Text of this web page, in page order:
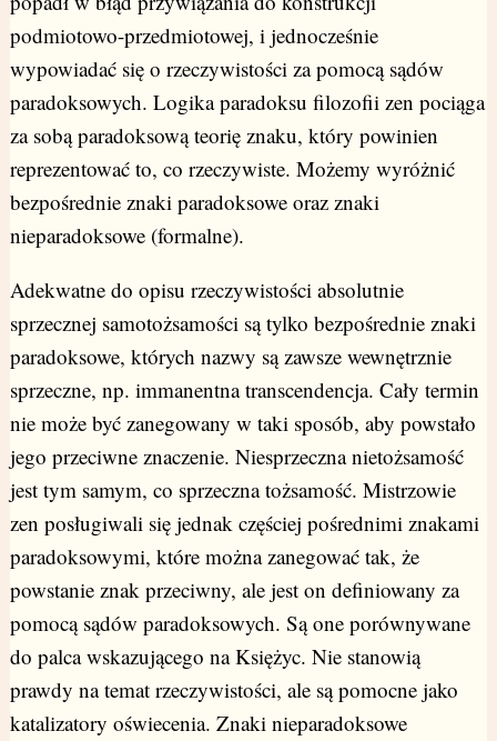
podmiotowo-przedmiotowej, i jednocześnie
wypowiadać się o rzeczywistości za pomocą sądów
paradoksowych. Logika paradoksu filozofii zen pociąga
za sobą paradoksową teorię znaku, który powinien
reprezentować to, co rzeczywiste. Możemy wyróżnić
bezpośrednie znaki paradoksowe oraz znaki
nieparadoksowe (formalne).
Adekwatne do opisu rzeczywistości absolutnie
sprzecznej samotożsamości są tylko bezpośrednie znaki
paradoksowe, których nazwy są zawsze wewnętrznie
sprzeczne, np. immanentna transcendencja. Cały termin
nie może być zanegowany w taki sposób, aby powstało
jego przeciwne znaczenie. Niesprzeczna nietożsamość
jest tym samym, co sprzeczna tożsamość. Mistrzowie
zen posługiwali się jednak częściej pośrednimi znakami
paradoksowymi, które można zanegować tak, że
powstanie znak przeciwny, ale jest on definiowany za
pomocą sądów paradoksowych. Są one porównywane
do palca wskazującego na Księżyc. Nie stanowią
prawdy na temat rzeczywistości, ale są pomocne jako
katalizatory oświecenia. Znaki nieparadoksowe